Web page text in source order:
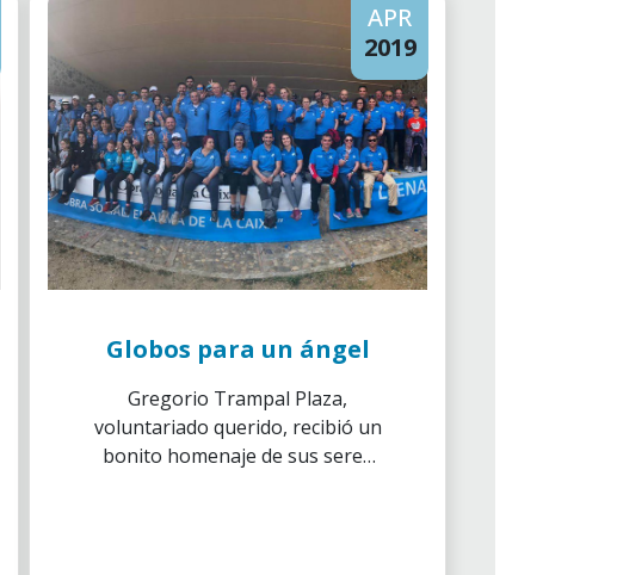
APR
2019
Globos para un ángel
Gregorio Trampal Plaza,
voluntariado querido, recibió un
bonito homenaje de sus seres